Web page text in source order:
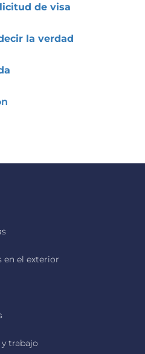
de visa
la verdad
en el exterior
trabajo